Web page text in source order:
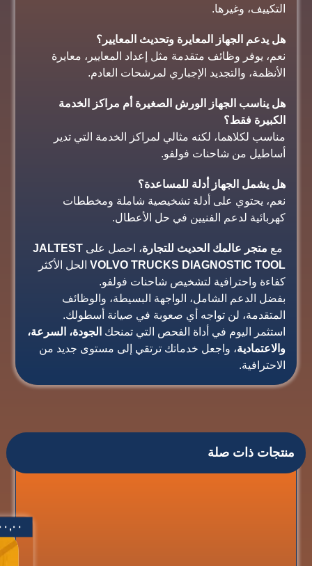
التكييف، وغيرها.
هل يدعم الجهاز المعايرة وتحديث المعايير؟
نعم، يوفر وظائف متقدمة مثل إعداد المعايير، معايرة
الأنظمة، والتجديد الإجباري لمرشحات العادم.
هل يناسب الجهاز الورش الصغيرة أم مراكز الخدمة
الكبيرة فقط؟
مناسب لكلاهما، لكنه مثالي لمراكز الخدمة التي تدير
أساطيل من شاحنات فولفو.
هل يشمل الجهاز أدلة للمساعدة؟
نعم، يحتوي على أدلة تشخيصية شاملة ومخططات
كهربائية لدعم الفنيين في حل الأعطال.
مع متجر عالمك الحديث للتجارة، احصل علىJALTEST
VOLVO TRUCKS DIAGNOSTIC TOOL الحل الأكثر
كفاءة واحترافية لتشخيص شاحنات فولفو.
بفضل الدعم الشامل، الواجهة البسيطة، والوظائف
المتقدمة، لن تواجه أي صعوبة في صيانة أسطولك.
استثمر اليوم في أداة الفحص التي تمنحك الجودة، السرعة،
والاعتمادية، واجعل خدماتك ترتقي إلى مستوى جديد من
الاحترافية.
منتجات ذات صلة